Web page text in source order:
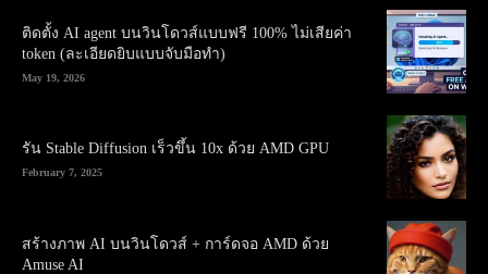
ติดตั้ง AI agent บนวินโดวส์แบบฟรี 100% ไม่เสียค่า
token (ละเอียดยิบแบบจับมือทำ)
May 19, 2026
รัน Stable Diffusion เร็วขึ้น 10x ด้วย AMD GPU
February 7, 2025
สร้างภาพ AI บนวินโดวส์ + การ์ดจอ AMD ด้วย
Amuse AI